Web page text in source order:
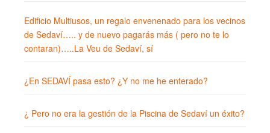
Edificio Multiusos, un regalo envenenado para los vecinos
de Sedaví….. y de nuevo pagarás más ( pero no te lo
contaran)…..La Veu de Sedaví, sí
¿En SEDAVÍ pasa esto? ¿Y no me he enterado?
¿ Pero no era la gestión de la Piscina de Sedaví un éxito?